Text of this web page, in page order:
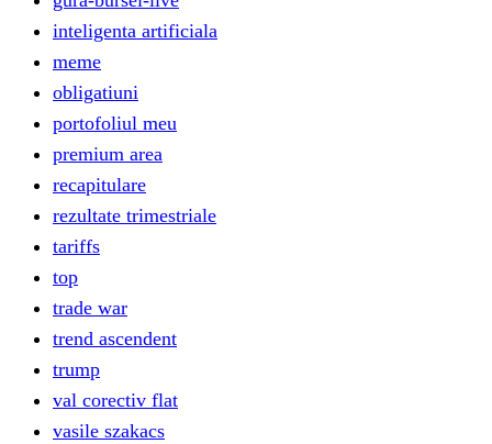
inteligenta artificiala
meme
obligatiuni
portofoliul meu
premium area
recapitulare
rezultate trimestriale
tariffs
top
trade war
trend ascendent
trump
val corectiv flat
vasile szakacs